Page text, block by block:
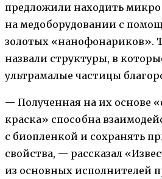
предложили находить
на медоборудовании с
золотых «нанофонариков».
назвали структуры, в
ультрамалые частицы
— Полученная на их основе
краска» способна
с биопленкой и сохранять
свойства, — рассказал
из основных исполнителей